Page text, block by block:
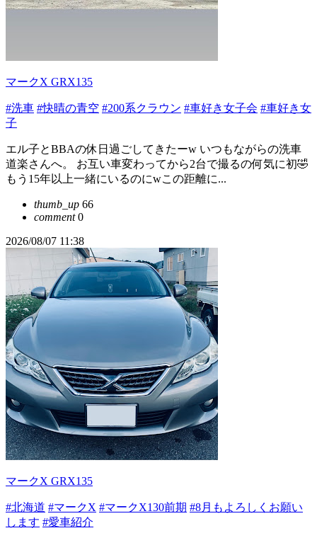
マークX GRX135
#洗車 #快晴の青空 #200系クラウン #車好き女子会 #車好き女
子
エル子とBBAの休日過ごしてきたーw いつもながらの洗車
道楽さんへ。 お互い車変わってから2台で撮るの何気に初🤣
もう15年以上一緒にいるのにwこの距離に...
thumb_up 66
comment0
2026/08/07 11:38
マークX GRX135
#北海道 #マークX #マークX130前期 #8月もよろしくお願い
します #愛車紹介